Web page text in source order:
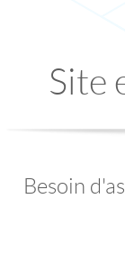
Site
Besoin